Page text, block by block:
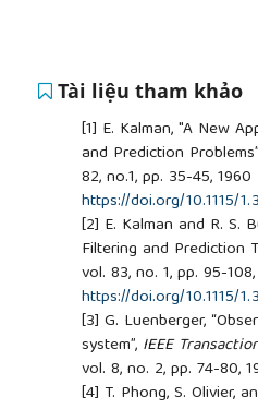
Tài liệu tham khảo
[1] E. Kalman, "A New
and Prediction
82, no.1, pp. 35-45, 1960
https://doi.org/10.1115/
[2] E. Kalman and R. S.
Filtering and Prediction
vol. 83, no. 1, pp. 95-108,
https://doi.org/10.1115/
[3] G. Luenberger,
system”, IEEE
vol. 8, no. 2, pp. 74-80,
[4] T. Phong, S. Olivier,